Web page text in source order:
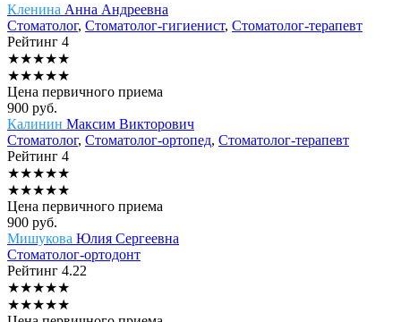
Кленина Анна Андреевна
Стоматолог, Стоматолог-гигиенист, Стоматолог-терапевт
Рейтинг 4
★★★★★
★★★★★
Цена первичного приема
900 руб.
Калинин Максим Викторович
Стоматолог, Стоматолог-ортопед, Стоматолог-терапевт
Рейтинг 4
★★★★★
★★★★★
Цена первичного приема
900 руб.
Мишукова Юлия Сергеевна
Стоматолог-ортодонт
Рейтинг 4.22
★★★★★
★★★★★